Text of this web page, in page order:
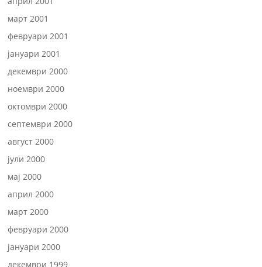
март 2001
февруари 2001
јануари 2001
декември 2000
ноември 2000
октомври 2000
септември 2000
август 2000
јули 2000
мај 2000
април 2000
март 2000
февруари 2000
јануари 2000
декември 1999